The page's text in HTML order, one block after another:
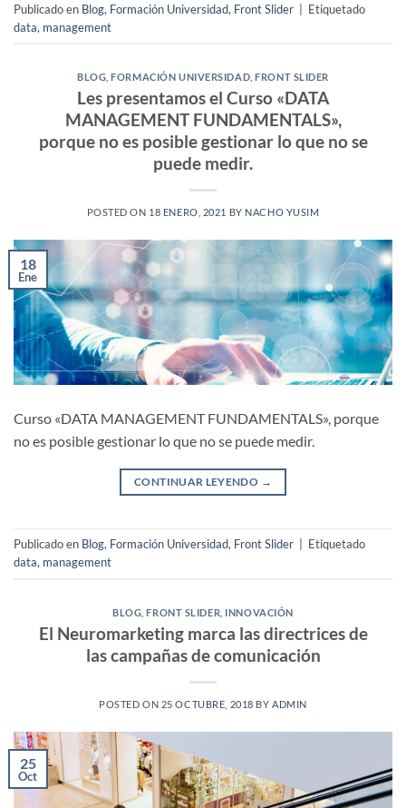
Publicado en Blog, Formación Universidad, Front Slider
Etiquetado
data, management
BLOG ,FORMACIÓN UNIVERSIDAD ,FRONT SLIDER
Les presentamos el Curso «DATA
MANAGEMENT FUNDAMENTALS»,
porque no es posible gestionar lo que no se
puede medir.
POSTED ON 18 ENERO, 2021 BY NACHO YUSIM
18
Ene
Curso «DATA MANAGEMENT FUNDAMENTALS», porque
no es posible gestionar lo que no se puede medir.
CONTINUAR LEYENDO →
Publicado en Blog, Formación Universidad, Front Slider
Etiquetado
data, management
BLOG ,FRONT SLIDER INNOVACIÓN
El Neuromarketing marca las directrices de
las campañas de comunicación
POSTED ON 25 OCTUBRE, 2018 BY ADMIN
25
Oct